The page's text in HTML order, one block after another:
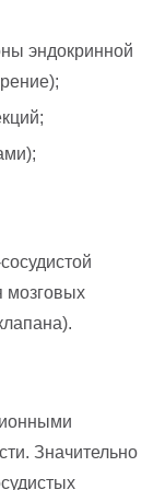
эндокринной
мозговых
Значительно